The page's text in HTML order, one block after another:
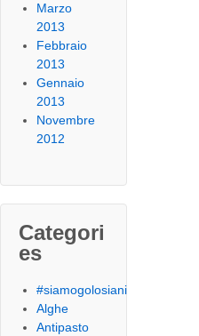
Marzo
2013
Febbraio
2013
Gennaio
2013
Novembre
2012
Categori
es
#siamogolosiani
Alghe
Antipasto